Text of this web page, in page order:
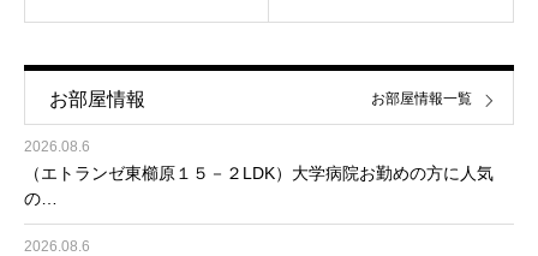
お部屋情報
2026.08.6
（エトランゼ東櫛原１５－２LDK）大学病院お勤めの方に人気
の…
2026.08.6
お部屋情報一覧